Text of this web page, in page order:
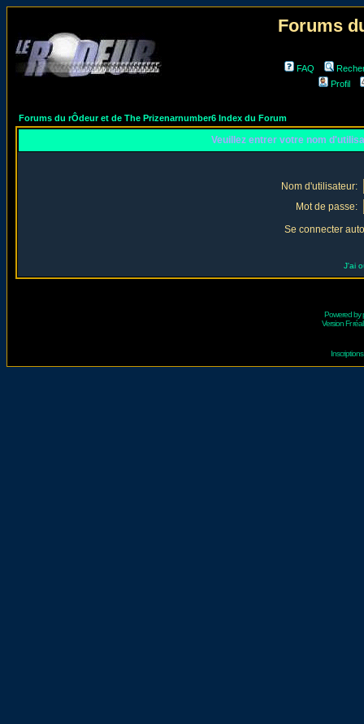
Forums
FAQ
Profil
Forums du rÔdeur et de The Prizenarnumber6 Index du Forum
Veuillez entrer votre nom
Nom d'utilisateur:
Mot de passe:
Se connecter
J'ai
Powered by
Version Fr